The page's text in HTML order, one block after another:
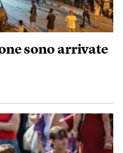
sono arrivate